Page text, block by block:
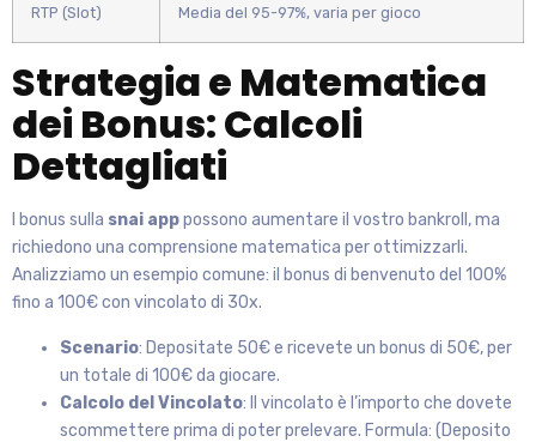
RTP (Slot) Media del 95-97%, varia per gioco
Strategia e Matematica
dei Bonus: Calcoli
Dettagliati
I bonus sulla snai apppossono aumentare il vostro bankroll, ma
richiedono una comprensione matematica per ottimizzarli.
Analizziamo un esempio comune: il bonus di benvenuto del 100%
fino a 100€ con vincolato di 30x.
Scenario: Depositate 50€ e ricevete un bonus di 50€, per
un totale di 100€ da giocare.
Calcolo del Vincolato: Il vincolato è l’importo che dovete
scommettere prima di poter prelevare. Formula: (Deposito